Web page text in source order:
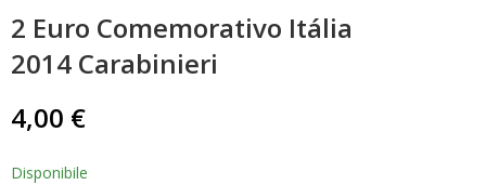
2 Euro Comemorativo Itália
2014 Carabinieri
Rolo 2 Euro Itália
2 Euro Comemorativo
4,00 €
Disponibile